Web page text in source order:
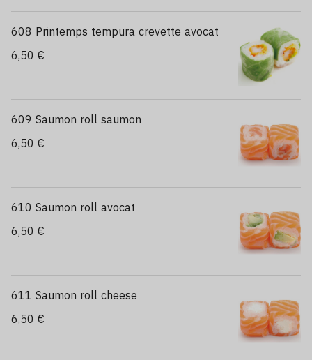
608 Printemps tempura crevette avocat
6,50 €
609 Saumon roll saumon
6,50 €
610 Saumon roll avocat
6,50 €
611 Saumon roll cheese
6,50 €